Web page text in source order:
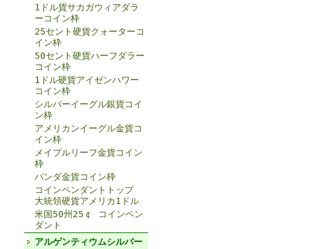
1ドル貨サカガウィアダラ
ーコイン枠
25セント硬貨クォーターコ
イン枠
50セント硬貨ハーフダラー
コイン枠
1ドル硬貨アイゼンハワー
コイン枠
シルバーイーグル銀貨コイ
ン枠
アメリカンイーグル金貨コ
イン枠
メイプルリーフ金貨コイン
枠
パンダ金貨コイン枠
コインペンダントトップ
大統領硬貨アメリカ1ドル
米国50州25￠ コインペン
ダント
アルゲンティウムシルバー